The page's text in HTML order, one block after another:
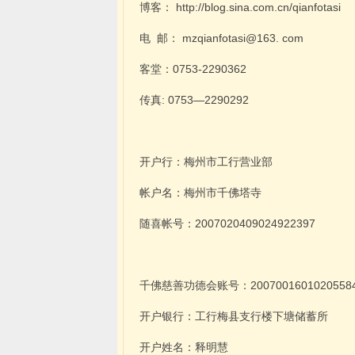
博客： http://blog.sina.com.cn/qianfotasi
电 邮： mzqianfotasi@163. com
客堂：0753-2290362
传真: 0753—2290292
开户行：梅州市工行营业部
帐户名：梅州市千佛塔寺
随喜帐号：2007020409024922397
千佛慈善功德会账号：
开户银行：工行梅县支行楼下塘储蓄所
开户姓名：释明慧